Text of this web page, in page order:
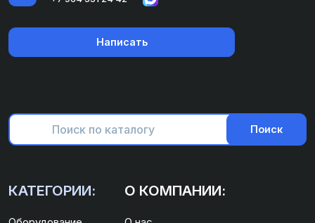
Написать
Поиск
КАТЕГОРИИ: О КОМПАНИИ: